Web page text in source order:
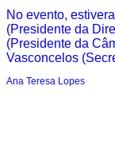
No evento,
(Presidente da
(Presidente da
Vasconcelos
Ana Teresa Lopes